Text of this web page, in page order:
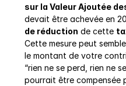
sur la Valeur Ajoutée
devait être achevée en
de réduction de cette
Cette mesure peut
le montant de votre
“rien ne se perd, rien ne
pourrait être compensée